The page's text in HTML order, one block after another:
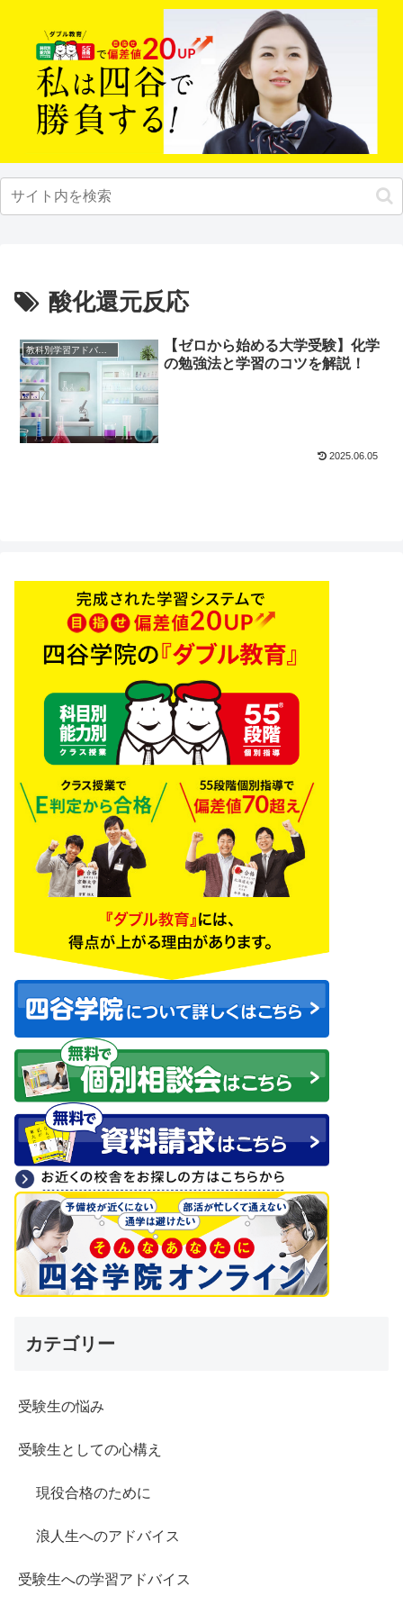
酸化還元反応
教科別学習アドバイス
【ゼロから始める大学受験】化学
の勉強法と学習のコツを解説！
2025.06.05
カテゴリー
受験生の悩み
受験生としての心構え
現役合格のために
浪人生へのアドバイス
受験生への学習アドバイス